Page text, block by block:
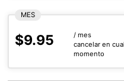
MES
$9.95
/ mes
cancelar en
momento